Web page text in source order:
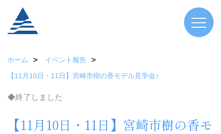
ホーム
イベント報告
【11月10日・11日】宮崎市樹の香モデル見学会♪
◆終了しました
【11月10日・11日】宮崎市樹の香モ